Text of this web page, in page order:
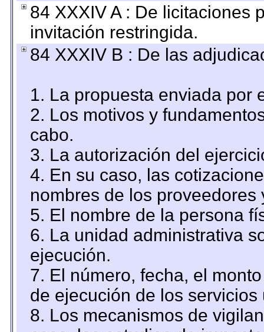
84 XXXIV A : De licitaciones
invitación restringida.
84 XXXIV B : De las
1. La propuesta enviada por
2. Los motivos y
cabo.
3. La autorización del
4. En su caso, las
nombres de los proveedores
5. El nombre de la persona
6. La unidad administrativa
ejecución.
7. El número, fecha, el
de ejecución de los servicios
8. Los mecanismos de